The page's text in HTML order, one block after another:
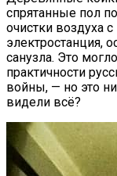
спрятанные пол
очистки воздуха
электростанция,
санузла. Это
практичности
войны, — но это
видели всё?